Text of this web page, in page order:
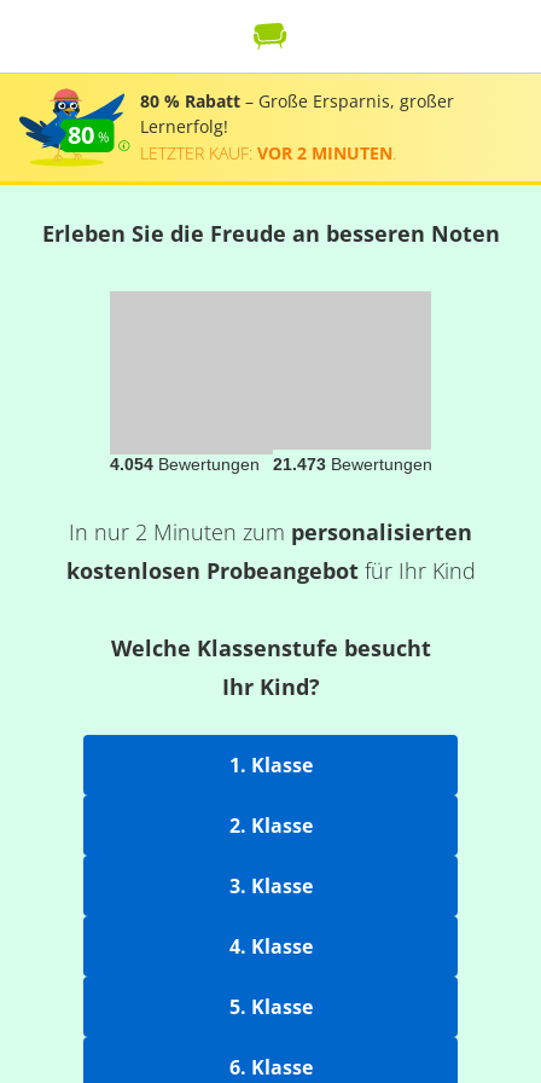
80
80 % Rabatt – Große Ersparnis, großer
Lernerfolg!
LETZTER KAUF: VOR 2 MINUTEN
Erleben Sie die Freude an besseren Noten
4.054Bewertungen 21.473Bewertungen
In nur 2 Minuten zum personalisierten
kostenlosen Probeangebotfür Ihr Kind
Welche Klassenstufe besucht
Ihr Kind?
1. Klasse
2. Klasse
3. Klasse
4. Klasse
5. Klasse
6. Klasse